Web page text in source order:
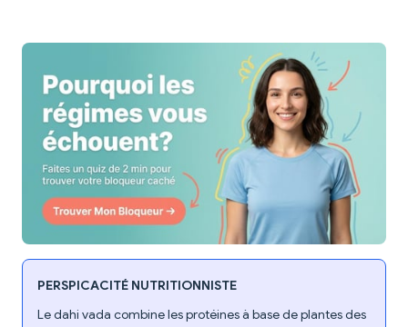
PERSPICACITÉ NUTRITIONNISTE
Le dahi vada combine les protéines à base de plantes des